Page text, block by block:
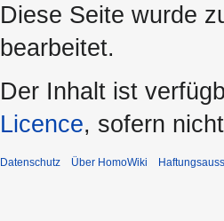
Diese Seite wurde
bearbeitet.
Der Inhalt ist
Licence, sofern
Datenschutz Über HomoWiki